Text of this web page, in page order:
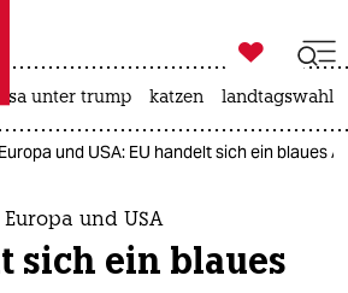
taz zahl ich
zahl ich

taz zahl ich
usa unter trump katzen landtagswahl
und USA: EU handelt sich ein blaues
und USA
sich ein blaues